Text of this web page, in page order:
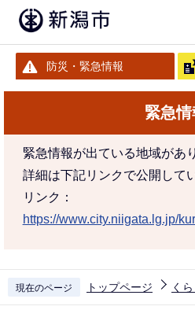
防災・緊急情報
緊急情
緊急情報が出ている地域があ
詳細は下記リンクで公開して
リンク：
https://www.city.niigata.lg.jp/
現在のページ トップページ く